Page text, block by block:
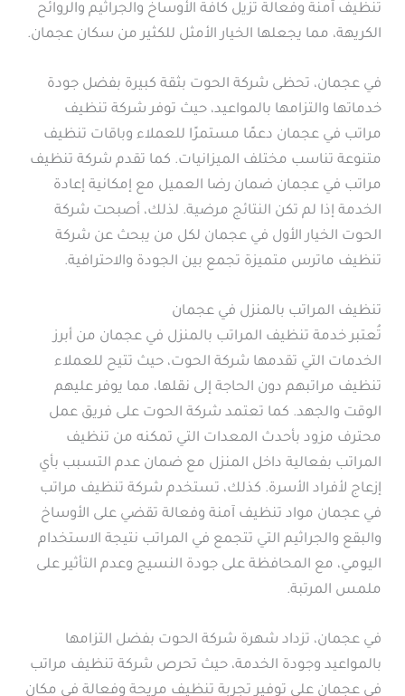
تنظيف آمنة وفعالة تزيل كافة الأوساخ والجراثيم والروائح
الكريهة، مما يجعلها الخيار الأمثل للكثير من سكان عجمان.
في عجمان، تحظى شركة الحوت بثقة كبيرة بفضل جودة
خدماتها والتزامها بالمواعيد، حيث توفر شركة تنظيف
مراتب في عجمان دعمًا مستمرًا للعملاء وباقات تنظيف
متنوعة تناسب مختلف الميزانيات. كما تقدم شركة تنظيف
مراتب في عجمان ضمان رضا العميل مع إمكانية إعادة
الخدمة إذا لم تكن النتائج مرضية. لذلك، أصبحت شركة
الحوت الخيار الأول في عجمان لكل من يبحث عن شركة
تنظيف ماترس متميزة تجمع بين الجودة والاحترافية.
تنظيف المراتب بالمنزل في عجمان
تُعتبر خدمة تنظيف المراتب بالمنزل في عجمان من أبرز
الخدمات التي تقدمها شركة الحوت، حيث تتيح للعملاء
تنظيف مراتبهم دون الحاجة إلى نقلها، مما يوفر عليهم
الوقت والجهد. كما تعتمد شركة الحوت على فريق عمل
محترف مزود بأحدث المعدات التي تمكنه من تنظيف
المراتب بفعالية داخل المنزل مع ضمان عدم التسبب بأي
إزعاج لأفراد الأسرة. كذلك، تستخدم شركة تنظيف مراتب
في عجمان مواد تنظيف آمنة وفعالة تقضي على الأوساخ
والبقع والجراثيم التي تتجمع في المراتب نتيجة الاستخدام
اليومي، مع المحافظة على جودة النسيج وعدم التأثير على
ملمس المرتبة.
في عجمان، تزداد شهرة شركة الحوت بفضل التزامها
بالمواعيد وجودة الخدمة، حيث تحرص شركة تنظيف مراتب
في عجمان على توفير تجربة تنظيف مريحة وفعالة في مكان